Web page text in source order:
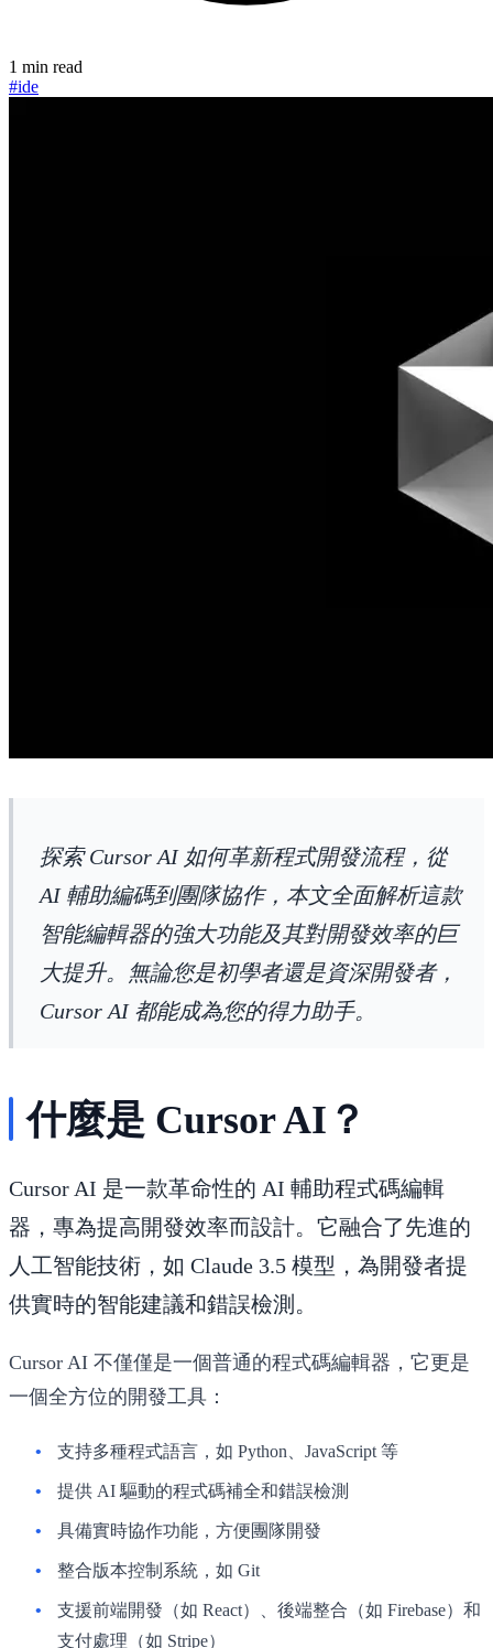
1 min read
#ide
探索 Cursor AI 如何革新程式開發流程，從
AI 輔助編碼到團隊協作，本文全面解析這款
智能編輯器的強大功能及其對開發效率的巨
大提升。無論您是初學者還是資深開發者，
Cursor AI 都能成為您的得力助手。
什麼是 Cursor AI？
Cursor AI 是一款革命性的 AI 輔助程式碼編輯
器，專為提高開發效率而設計。它融合了先進的
人工智能技術，如 Claude 3.5 模型，為開發者提
供實時的智能建議和錯誤檢測。
Cursor AI 不僅僅是一個普通的程式碼編輯器，它更是
一個全方位的開發工具：
支持多種程式語言，如 Python、JavaScript 等
提供 AI 驅動的程式碼補全和錯誤檢測
具備實時協作功能，方便團隊開發
整合版本控制系統，如 Git
支援前端開發（如 React）、後端整合（如 Firebase）和
支付處理（如 Stripe）